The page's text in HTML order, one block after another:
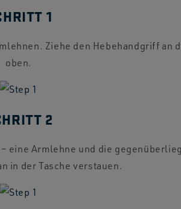
1
Ziehe den Hebehandgriff an
oben.
2
eine Armlehne und die
in der Tasche verstauen.